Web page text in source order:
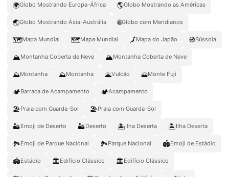
🌍Globo Mostrando Europa-África 🌎Globo Mostrando as Américas
🌏Globo Mostrando Ásia-Austrália 🌐Globo com Meridianos
🗺️Mapa Mundial 🗺Mapa Mundial 🗾Mapa do Japão 🧭Bússola
🏔️Montanha Coberta de Neve 🏔Montanha Coberta de Neve
⛰️Montanha ⛰Montanha 🌋Vulcão 🗻Monte Fuji
🏕️Barraca de Acampamento 🏕Acampamento
🏖️ Praia com Guarda-Sol 🏖 Praia com Guarda-Sol
🏜️Emoji de Deserto 🏜Deserto 🏝️Ilha Deserta 🏝Ilha Deserta
🏞️Emoji de Parque Nacional 🏞Parque Nacional 🏟️Emoji de Estádio
🏟Estádio 🏛️Edifício Clássico 🏛Edifício Clássico